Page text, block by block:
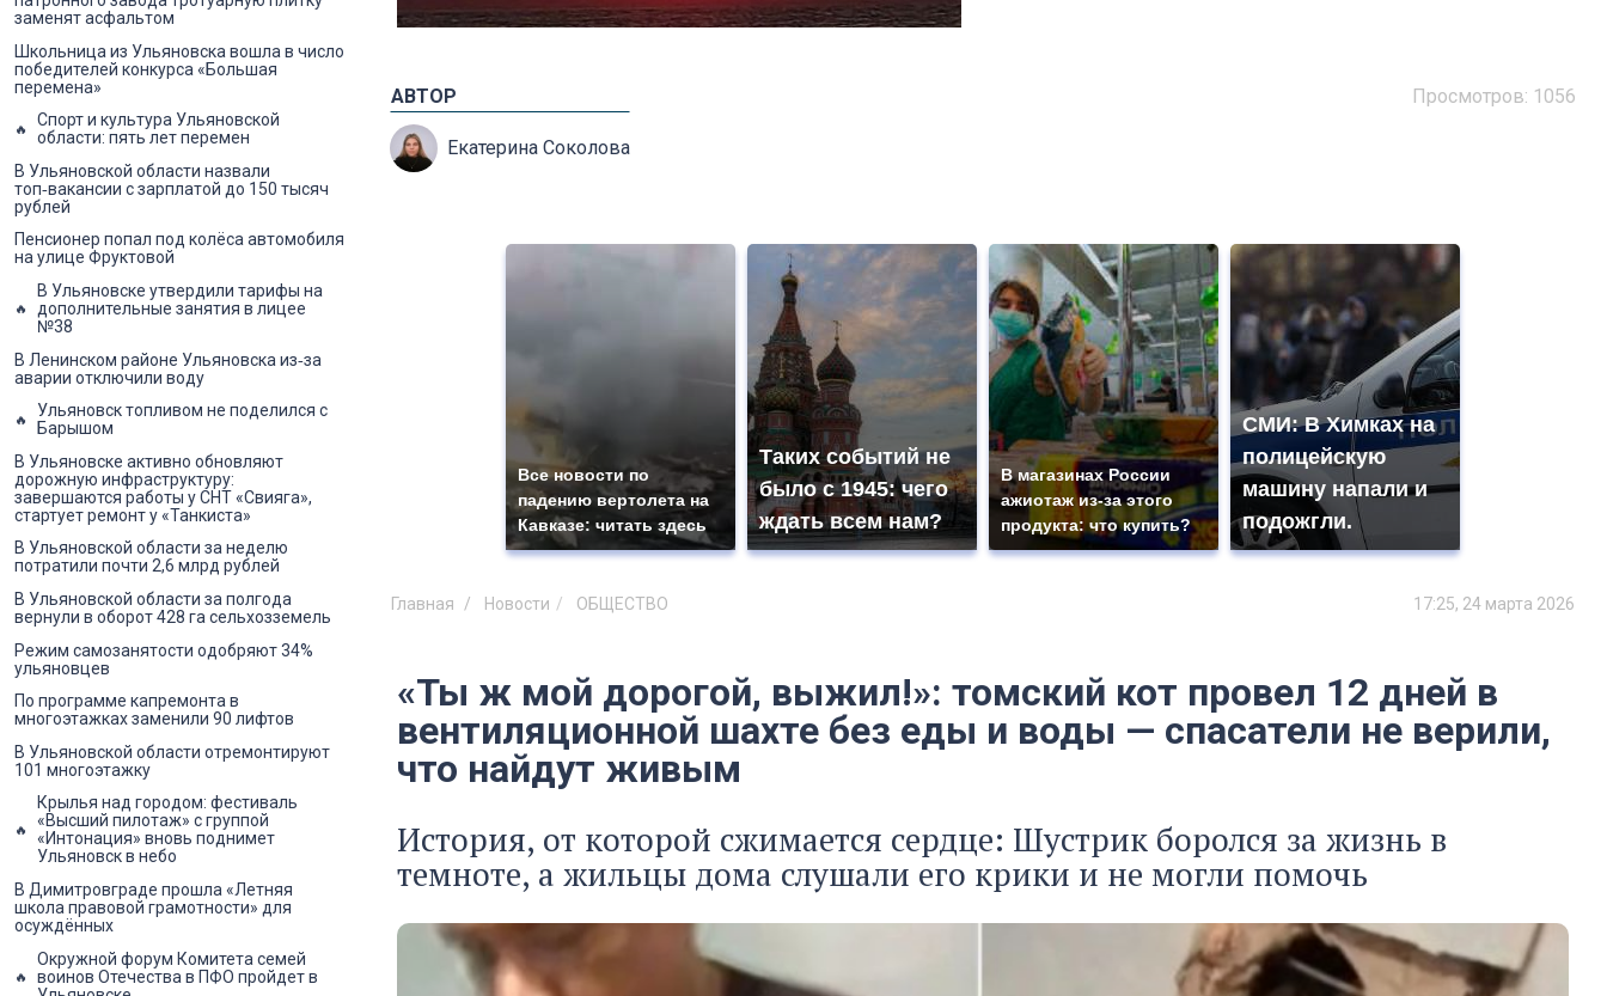
Просмотров: 1056
АВТОР
Екатерина Соколова
Все новости по
падению вертолета на
Кавказе: читать здесь
Таких событий не
было с 1945: чего
ждать всем нам?
В магазинах России
ажиотаж из-за этого
продукта: что купить?
СМИ: В Химках на
полицейскую
машину напали и
подожгли.
Главная Новости ОБЩЕСТВО 17:25, 24 марта 2026
«Ты ж мой дорогой, выжил!»: томский кот провел 12 дней в
вентиляционной шахте без еды и воды — спасатели не верили,
что найдут живым
История, от которой сжимается сердце: Шустрик боролся за жизнь в
темноте, а жильцы дома слушали его крики и не могли помочь
заменят асфальтом
Школьница из Ульяновска вошла в число
победителей конкурса «Большая
перемена»
Спорт и культура Ульяновской
области: пять лет перемен
В Ульяновской области назвали
топ‑вакансии с зарплатой до 150 тысяч
рублей
Пенсионер попал под колёса автомобиля
на улице Фруктовой
В Ульяновске утвердили тарифы на
дополнительные занятия в лицее
№38
В Ленинском районе Ульяновска из‑за
аварии отключили воду
Ульяновск топливом не поделился с
Барышом
В Ульяновске активно обновляют
дорожную инфраструктуру:
завершаются работы у СНТ «Свияга»,
стартует ремонт у «Танкиста»
В Ульяновской области за неделю
потратили почти 2,6 млрд рублей
В Ульяновской области за полгода
вернули в оборот 428 га сельхозземель
Режим самозанятости одобряют 34%
ульяновцев
По программе капремонта в
многоэтажках заменили 90 лифтов
В Ульяновской области отремонтируют
101 многоэтажку
Крылья над городом: фестиваль
«Высший пилотаж» с группой
«Интонация» вновь поднимет
Ульяновск в небо
В Димитровграде прошла «Летняя
школа правовой грамотности» для
осуждённых
Окружной форум Комитета семей
воинов Отечества в ПФО пройдет в